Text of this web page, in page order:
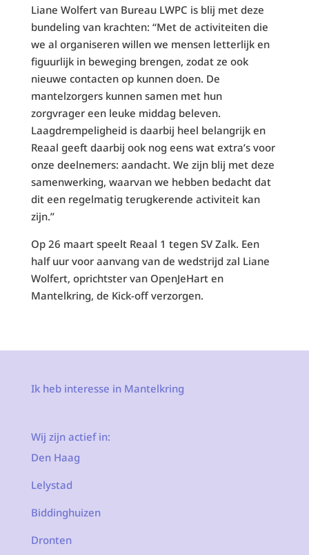
Liane Wolfert van Bureau LWPC is blij met deze
bundeling van krachten: “Met de activiteiten die
we al organiseren willen we mensen letterlijk en
figuurlijk in beweging brengen, zodat ze ook
nieuwe contacten op kunnen doen. De
mantelzorgers kunnen samen met hun
zorgvrager een leuke middag beleven.
Laagdrempeligheid is daarbij heel belangrijk en
Reaal geeft daarbij ook nog eens wat extra’s voor
onze deelnemers: aandacht. We zijn blij met deze
samenwerking, waarvan we hebben bedacht dat
dit een regelmatig terugkerende activiteit kan
zijn.”
Op 26 maart speelt Reaal 1 tegen SV Zalk. Een
half uur voor aanvang van de wedstrijd zal Liane
Wolfert, oprichtster van OpenJeHart en
Mantelkring, de Kick-off verzorgen.
Ik heb interesse in Mantelkring
Wij zijn actief in:
Den Haag
Lelystad
Biddinghuizen
Dronten